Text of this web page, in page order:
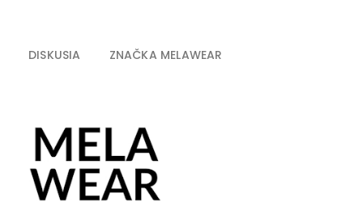
DISKUSIA ZNAČKA MELAWEAR